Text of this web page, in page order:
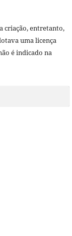
criação, entretanto,
uma licença
é indicado na